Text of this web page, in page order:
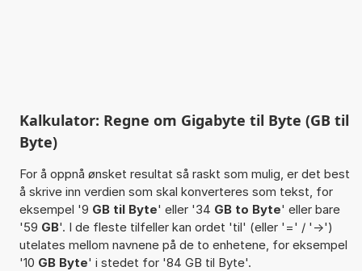
Kalkulator: Regne om Gigabyte til Byte (GB til
Byte)
For å oppnå ønsket resultat så raskt som mulig, er det best
å skrive inn verdien som skal konverteres som tekst, for
eksempel '9 GB til Byte' eller '34 GB to Byte' eller bare
'59 GB'. I de fleste tilfeller kan ordet 'til' (eller '=' / '->')
utelates mellom navnene på de to enhetene, for eksempel
'10 GB Byte' i stedet for '84 GB til Byte'.